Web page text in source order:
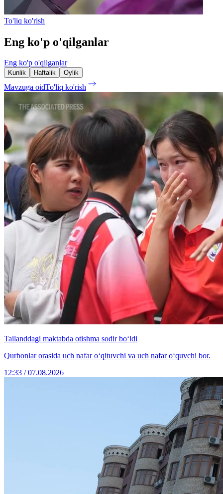
To'liq ko'rish
Eng ko'p o'qilganlar
Eng ko'p o'qilganlar
Kunlik Haftalik Oylik
Mavzuga oidTo'liq ko'rish
Tailanddagi maktabda otishma sodir bo‘ldi
Qurbonlar orasida uch nafar o‘qituvchi va uch nafar o‘quvchi bor.
12:33 / 07.08.2026